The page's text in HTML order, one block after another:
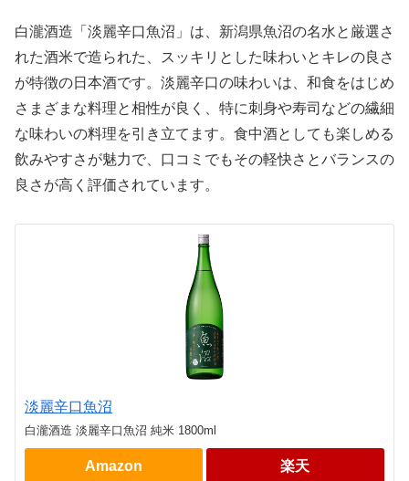
白瀧酒造「淡麗辛口魚沼」は、新潟県魚沼の名水と厳選さ
れた酒米で造られた、スッキリとした味わいとキレの良さ
が特徴の日本酒です。淡麗辛口の味わいは、和食をはじめ
さまざまな料理と相性が良く、特に刺身や寿司などの繊細
な味わいの料理を引き立てます。食中酒としても楽しめる
飲みやすさが魅力で、口コミでもその軽快さとバランスの
良さが高く評価されています。
淡麗辛口魚沼
白瀧酒造 淡麗辛口魚沼 純米 1800ml
Amazon 楽天